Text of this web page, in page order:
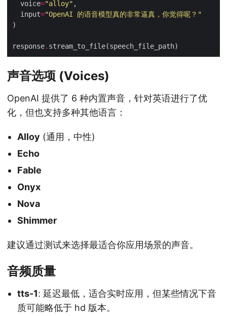
  voice
="alloy"
  input
="OpenAI 的语音模型真的非常逼真，你觉得呢？"
response.
声音选项 (Voices)
OpenAI 提供了 6 种内置声音，针对英语进行了优
化，但也支持多种其他语言：
Alloy (通用，中性)
Echo
Fable
Onyx
Nova
Shimmer
建议通过测试来选择最适合你应用场景的声音。
音频质量
tts-1: 延迟最低，适合实时应用，但某些情况下音
质可能略低于 hd 版本。